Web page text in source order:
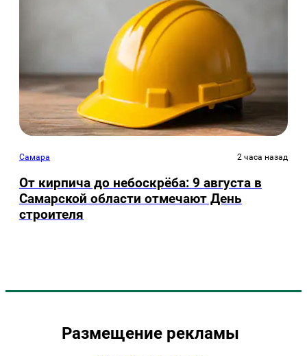
Самара 2 часа назад
От кирпича до небоскрёба: 9 августа в
Самарской области отмечают День
строителя
Размещение рекламы